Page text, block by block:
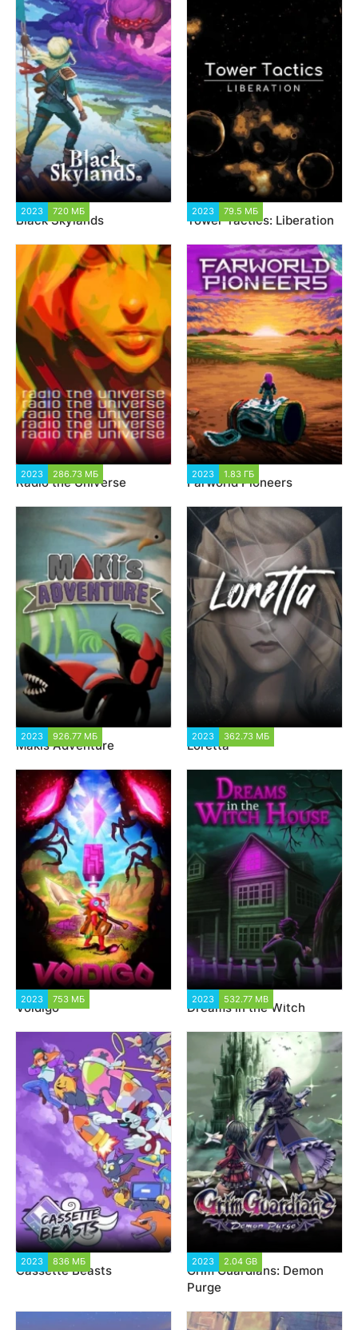
2023 720 МБ
Black Skylands
2023 79.5 МБ
Tower Tactics: Liberation
2023 286.73 МБ
Radio the Universe
2023 1.83 ГБ
Farworld Pioneers
2023 926.77 МБ
Makis Adventure
2023 362.73 МБ
Loretta
2023 753 МБ
Voidigo
2023 532.77 MB
Dreams in the Witch
2023 836 МБ
Cassette Beasts
2023 2.04 GB
Grim Guardians: Demon
Purge